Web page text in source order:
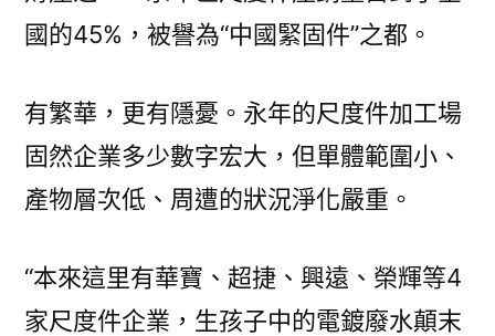
國的45%，被譽為“中國緊固件”之都。
有繁華，更有隱憂。永年的尺度件加工場
固然企業多少數字宏大，但單體範圍小、
產物層次低、周遭的狀況淨化嚴重。
“本來這里有華寶、超捷、興遠、榮輝等4
家尺度件企業，生孩子中的電鍍廢水顛末